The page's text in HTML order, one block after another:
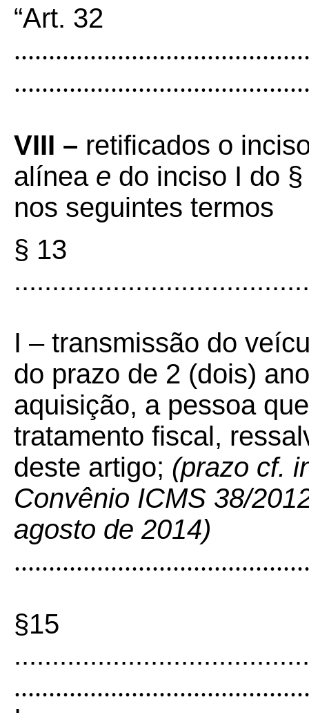
“Art. 32
VIII – retificados o
alínea e do inciso I do
nos seguintes termos
§ 13
I – transmissão do
do prazo de 2 (dois)
aquisição, a pessoa
tratamento fiscal,
deste artigo; (prazo cf.
Convênio ICMS 38/
agosto de 2014)
§15